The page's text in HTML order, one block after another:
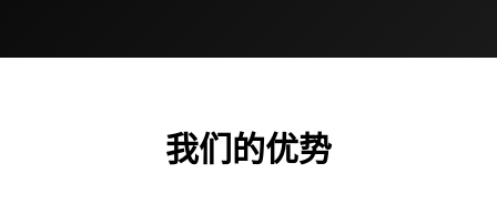
我们的优势